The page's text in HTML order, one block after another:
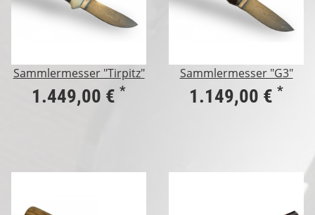
Sammlermesser "Tirpitz"
1.449,00 € *
Sammlermesser "G3"
1.149,00 € *